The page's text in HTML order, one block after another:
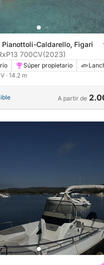
Pianottoli-Caldarello, Figari
Lancha Bernico RxP13 700CV(2023)
Súper propietario
· 14.2 m
A partir de